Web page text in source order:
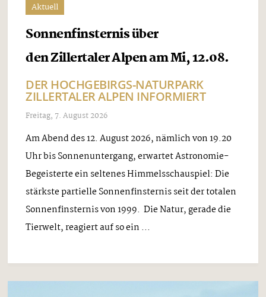
Aktuell
Sonnenfinsternis über
den Zillertaler Alpen am Mi, 12.08.
DER HOCHGEBIRGS-NATURPARK
ZILLERTALER ALPEN INFORMIERT
Freitag, 7. August 2026
Am Abend des 12. August 2026, nämlich von 19.20
Uhr bis Sonnenuntergang, erwartet Astronomie-
Begeisterte ein seltenes Himmelsschauspiel: Die
stärkste partielle Sonnenfinsternis seit der totalen
Sonnenfinsternis von 1999. Die Natur, gerade die
Tierwelt, reagiert auf so ein ...